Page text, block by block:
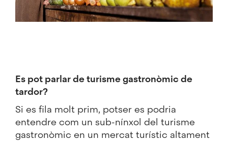
Es pot parlar de turisme gastronòmic de
tardor?
Si es fila molt prim, potser es podria
entendre com un sub-nínxol del turisme
gastronòmic en un mercat turístic altament